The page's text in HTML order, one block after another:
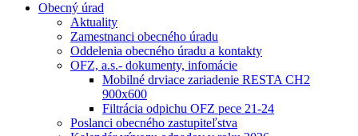
Obecný úrad
Aktuality
Zamestnanci obecného úradu
Oddelenia obecného úradu a kontakty
OFZ, a.s.- dokumenty, infomácie
Mobilné drviace zariadenie RESTA CH2
900x600
Filtrácia odpichu OFZ pece 21-24
Poslanci obecného zastupiteľstva